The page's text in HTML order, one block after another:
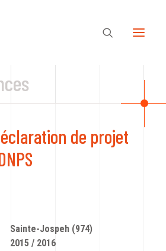
de projet
Sainte-Jospeh (974)
2015 / 2016